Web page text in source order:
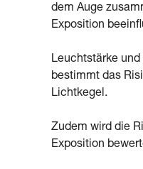
dem Auge
Exposition
Leuchtstärke
bestimmt das
Lichtkegel.
Zudem wird die
Exposition